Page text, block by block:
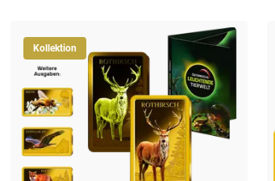
Kollektion